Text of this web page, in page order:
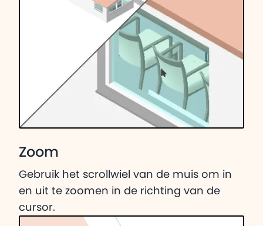
Zoom
Gebruik het scrollwiel van de muis om in
en uit te zoomen in de richting van de
cursor.